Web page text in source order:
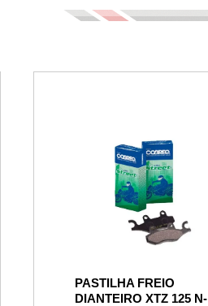
PASTILHA FREIO
DIANTEIRO XTZ 125 N-